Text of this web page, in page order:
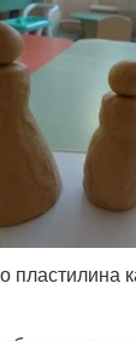
пластилина